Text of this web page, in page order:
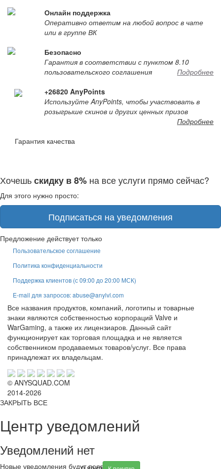
Онлайн поддержка
Оперативно ответим на любой вопрос в чате
или в группе ВК
Безопасно
Гарантия в соответствии с пунктом 8.10
пользовательского соглашения
Подробнее
+26820 AnyPoints
Используйте AnyPoints, чтобы участвовать в
розыгрыше скинов и других ценных призов
Подробнее
Гарантия качества
Хочешьскидку в 8% на все услуги прямо сейчас?
Для этого нужно просто:
Подписаться на уведомления
Предложение действует только
Пользовательское соглашение
Политика конфиденциальности
Поддержка клиентов (с 09:00 до 20:00 МСК)
E-mail для запросов: abuse@anylvl.com
Все названия продуктов, компаний, логотипы и товарные
знаки являются собственностью корпораций Valve и
WarGaming, а также их лицензиаров. Данный сайт
функционирует как торговая площадка и не является
собственником продаваемых товаров/услуг. Все права
принадлежат их владельцам.
© ANYSQUAD.COM
2014-2026
ЗАКРЫТЬ ВСЕ
Центр уведомлений
Уведомлений нет
Новые уведомления будут появляться тут